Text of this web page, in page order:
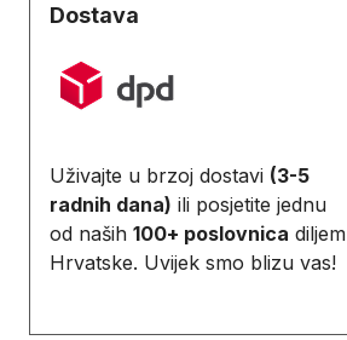
Dostava
Uživajte u brzoj dostavi (3-5
radnih dana) ili posjetite jednu
od naših 100+ poslovnica diljem
Hrvatske. Uvijek smo blizu vas!